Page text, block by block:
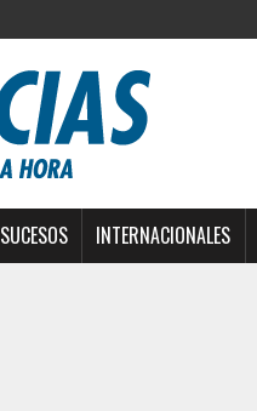
SUCESOS INTERNACIONALES